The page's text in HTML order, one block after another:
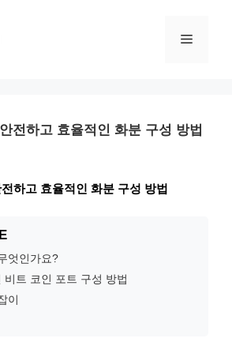
메
전하고 효율적인 화분 구성 방법
하고 효율적인 화분 구성 방법
엇인가요?
비트 코인 포트 구성 방법
이